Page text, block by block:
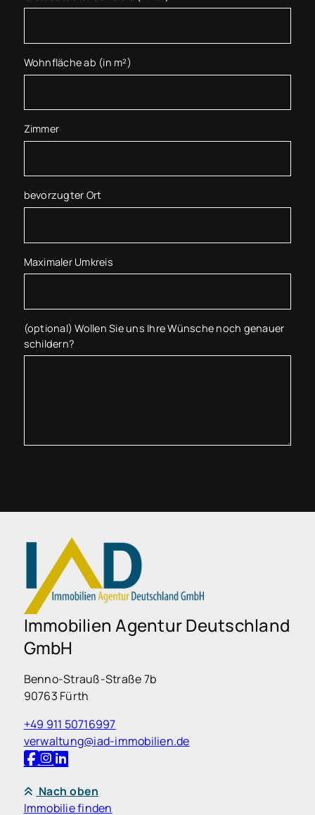
Wohnfläche ab (in m²)
Zimmer
bevorzugter Ort
Maximaler Umkreis
(optional) Wollen Sie uns Ihre Wünsche noch genauer
schildern?
Immobilien Agentur Deutschland
GmbH
Benno-Strauß-Straße 7b
90763 Fürth
+49 911 50716997
verwaltung@iad-immobilien.de
Nach oben
Immobilie finden